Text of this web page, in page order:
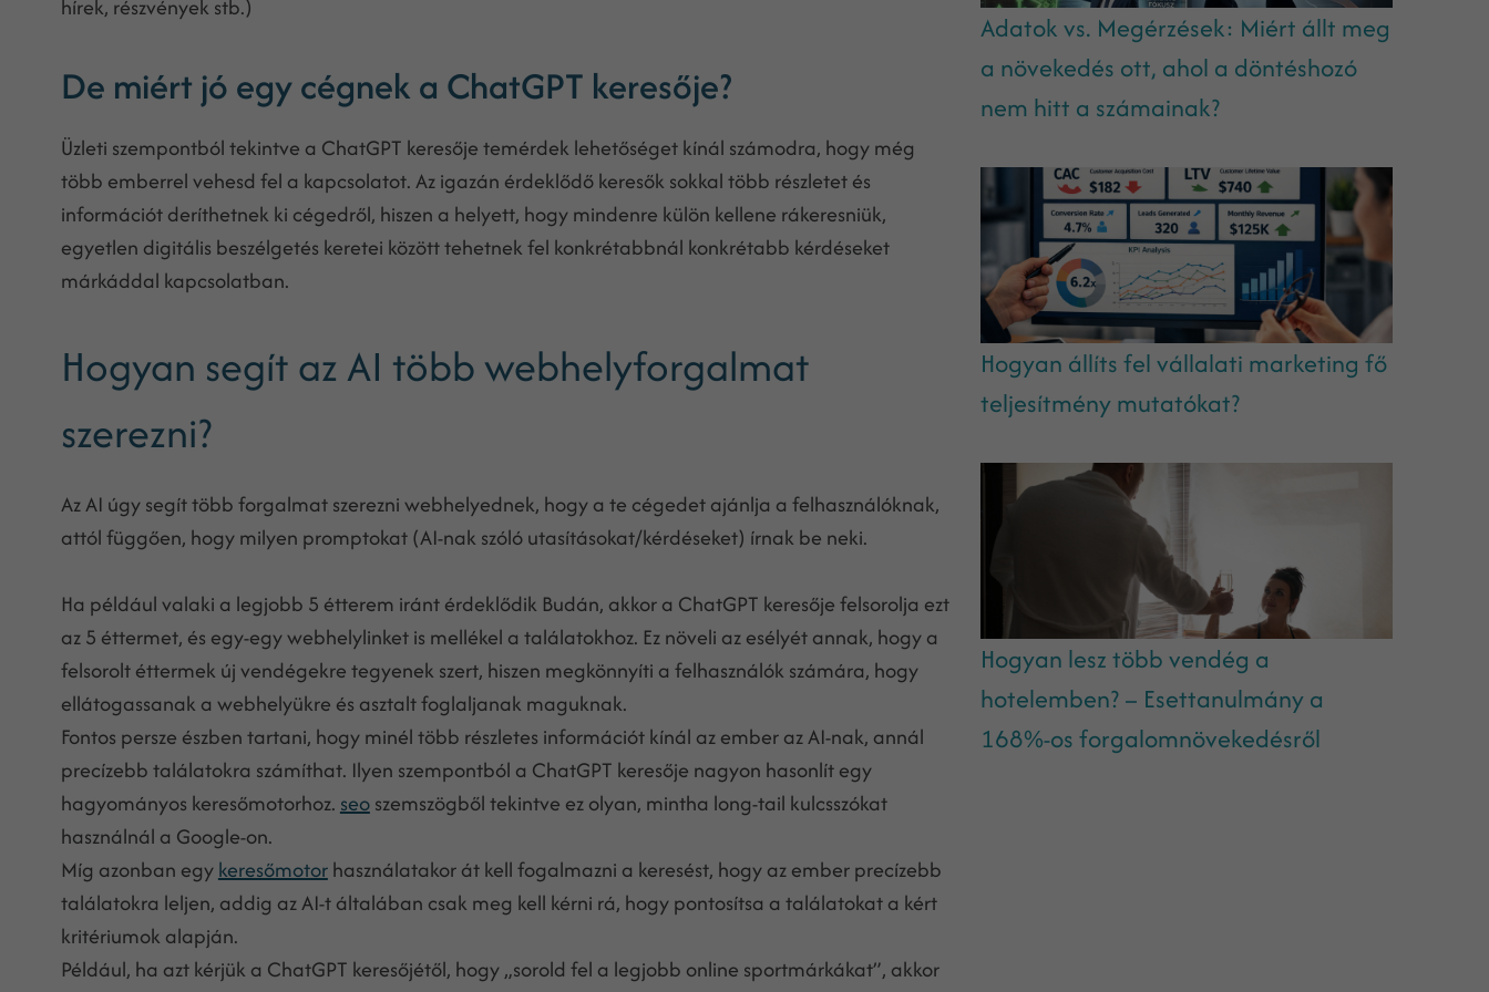
hírek, részvények stb.)
De miért jó egy cégnek a ChatGPT keresője?
Üzleti szempontból tekintve a ChatGPT keresője temérdek lehetőséget kínál számodra, hogy még
több emberrel vehesd fel a kapcsolatot. Az igazán érdeklődő keresők sokkal több részletet és
információt deríthetnek ki cégedről, hiszen a helyett, hogy mindenre külön kellene rákeresniük,
egyetlen digitális beszélgetés keretei között tehetnek fel konkrétabbnál konkrétabb kérdéseket
márkáddal kapcsolatban.
Hogyan segít az AI több webhelyforgalmat
szerezni?
Az AI úgy segít több forgalmat szerezni webhelyednek, hogy a te cégedet ajánlja a felhasználóknak,
attól függően, hogy milyen promptokat (AI-nak szóló utasításokat/kérdéseket) írnak be neki.
Ha például valaki a legjobb 5 étterem iránt érdeklődik Budán, akkor a ChatGPT keresője felsorolja ezt
az 5 éttermet, és egy-egy webhelylinket is mellékel a találatokhoz. Ez növeli az esélyét annak, hogy a
felsorolt éttermek új vendégekre tegyenek szert, hiszen megkönnyíti a felhasználók számára, hogy
ellátogassanak a webhelyükre és asztalt foglaljanak maguknak.
Fontos persze észben tartani, hogy minél több részletes információt kínál az ember az AI-nak, annál
precízebb találatokra számíthat. Ilyen szempontból a ChatGPT keresője nagyon hasonlít egy
hagyományos keresőmotorhoz. seoszemszögből tekintve ez olyan, mintha long-tail kulcsszókat
használnál a Google-on.
Míg azonban egykeresőmotorhasználatakor át kell fogalmazni a keresést, hogy az ember precízebb
találatokra leljen, addig az AI-t általában csak meg kell kérni rá, hogy pontosítsa a találatokat a kért
kritériumok alapján.
Például, ha azt kérjük a ChatGPT keresőjétől, hogy „sorold fel a legjobb online sportmárkákat”, akkor
Adatok vs. Megérzések: Miért állt meg
a növekedés ott, ahol a döntéshozó
nem hitt a számainak?
Hogyan állíts fel vállalati marketing fő
teljesítmény mutatókat?
Hogyan lesz több vendég a
hotelemben? – Esettanulmány a
168%-os forgalomnövekedésről